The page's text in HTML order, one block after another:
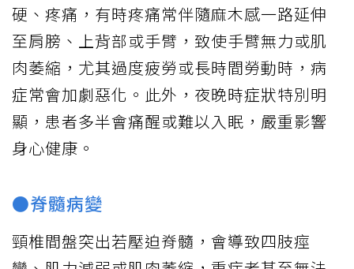
硬、疼痛，有時疼痛常伴隨麻木感一路延伸
至肩膀、上背部或手臂，致使手臂無力或肌
肉萎縮，尤其過度疲勞或長時間勞動時，病
症常會加劇惡化。此外，夜晚時症狀特別明
顯，患者多半會痛醒或難以入眠，嚴重影響
身心健康。
●脊髓病變
頸椎間盤突出若壓迫脊髓，會導致四肢痙